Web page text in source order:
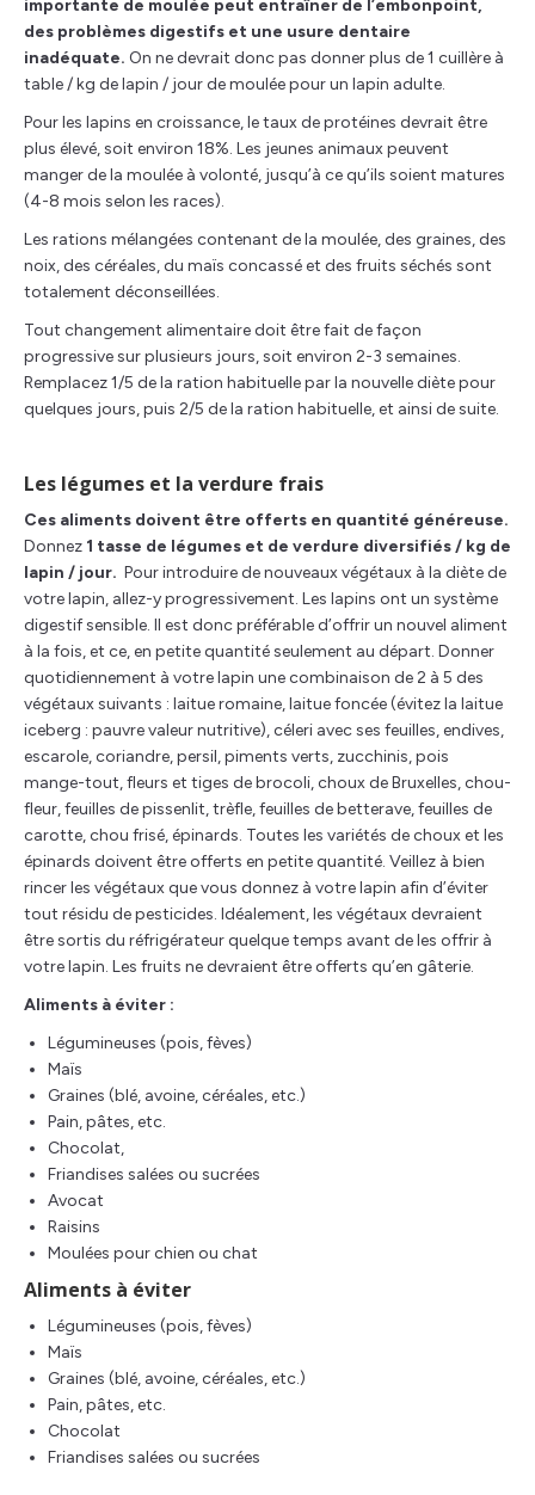
importante de moulée peut entraîner de l’embonpoint,
des problèmes digestifs et une usure dentaire
inadéquate. On ne devrait donc pas donner plus de 1 cuillère à
table / kg de lapin / jour de moulée pour un lapin adulte.
Pour les lapins en croissance, le taux de protéines devrait être
plus élevé, soit environ 18%. Les jeunes animaux peuvent
manger de la moulée à volonté, jusqu’à ce qu’ils soient matures
(4-8 mois selon les races).
Les rations mélangées contenant de la moulée, des graines, des
noix, des céréales, du maïs concassé et des fruits séchés sont
totalement déconseillées.
Tout changement alimentaire doit être fait de façon
progressive sur plusieurs jours, soit environ 2-3 semaines.
Remplacez 1/5 de la ration habituelle par la nouvelle diète pour
quelques jours, puis 2/5 de la ration habituelle, et ainsi de suite.
Les légumes et la verdure frais
Ces aliments doivent être offerts en quantité généreuse.
Donnez 1 tasse de légumes et de verdure diversifiés / kg de
lapin / jour. Pour introduire de nouveaux végétaux à la diète de
votre lapin, allez-y progressivement. Les lapins ont un système
digestif sensible. Il est donc préférable d’offrir un nouvel aliment
à la fois, et ce, en petite quantité seulement au départ. Donner
quotidiennement à votre lapin une combinaison de 2 à 5 des
végétaux suivants : laitue romaine, laitue foncée (évitez la laitue
iceberg : pauvre valeur nutritive), céleri avec ses feuilles, endives,
escarole, coriandre, persil, piments verts, zucchinis, pois
mange-tout, fleurs et tiges de brocoli, choux de Bruxelles, chou-
fleur, feuilles de pissenlit, trèfle, feuilles de betterave, feuilles de
carotte, chou frisé, épinards. Toutes les variétés de choux et les
épinards doivent être offerts en petite quantité. Veillez à bien
rincer les végétaux que vous donnez à votre lapin afin d’éviter
tout résidu de pesticides. Idéalement, les végétaux devraient
être sortis du réfrigérateur quelque temps avant de les offrir à
votre lapin. Les fruits ne devraient être offerts qu’en gâterie.
Aliments à éviter :
Légumineuses (pois, fèves)
Maïs
Graines (blé, avoine, céréales, etc.)
Pain, pâtes, etc.
Chocolat,
Friandises salées ou sucrées
Avocat
Raisins
Moulées pour chien ou chat
Aliments à éviter
Légumineuses (pois, fèves)
Maïs
Graines (blé, avoine, céréales, etc.)
Pain, pâtes, etc.
Chocolat
Friandises salées ou sucrées